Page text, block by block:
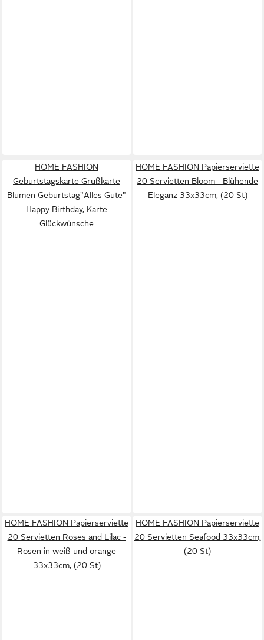
HOME FASHION
Geburtstagskarte Grußkarte
Blumen Geburtstag"Alles Gute"
Happy Birthday, Karte
Glückwünsche
HOME FASHION Papierserviette
20 Servietten Bloom - Blühende
Eleganz 33x33cm, (20 St)
HOME FASHION Papierserviette
20 Servietten Roses and Lilac -
Rosen in weiß und orange
33x33cm, (20 St)
HOME FASHION Papierserviette
20 Servietten Seafood 33x33cm,
(20 St)